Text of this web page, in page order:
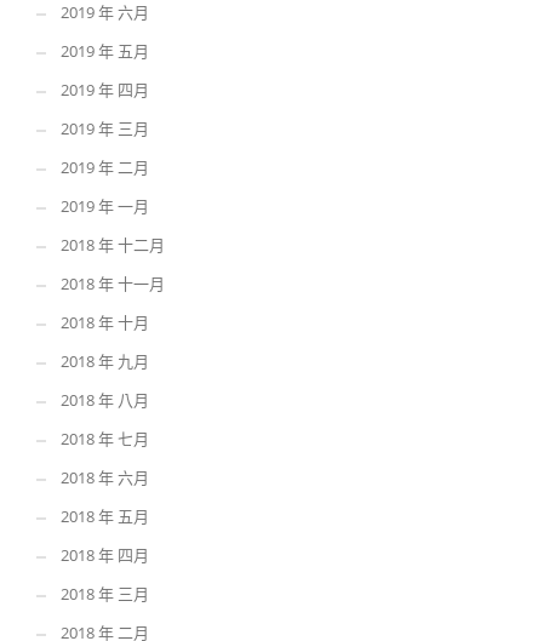
2019 年 六月
2019 年 五月
2019 年 四月
2019 年 三月
2019 年 二月
2019 年 一月
2018 年 十二月
2018 年 十一月
2018 年 十月
2018 年 九月
2018 年 八月
2018 年 七月
2018 年 六月
2018 年 五月
2018 年 四月
2018 年 三月
2018 年 二月